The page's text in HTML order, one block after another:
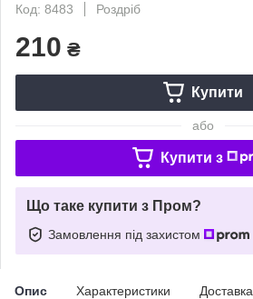
Код: 8483
Роздріб
210 ₴
Купити
або
Купити з
Що таке купити з Пром?
Замовлення під захистом
Опис Характеристики Доставка